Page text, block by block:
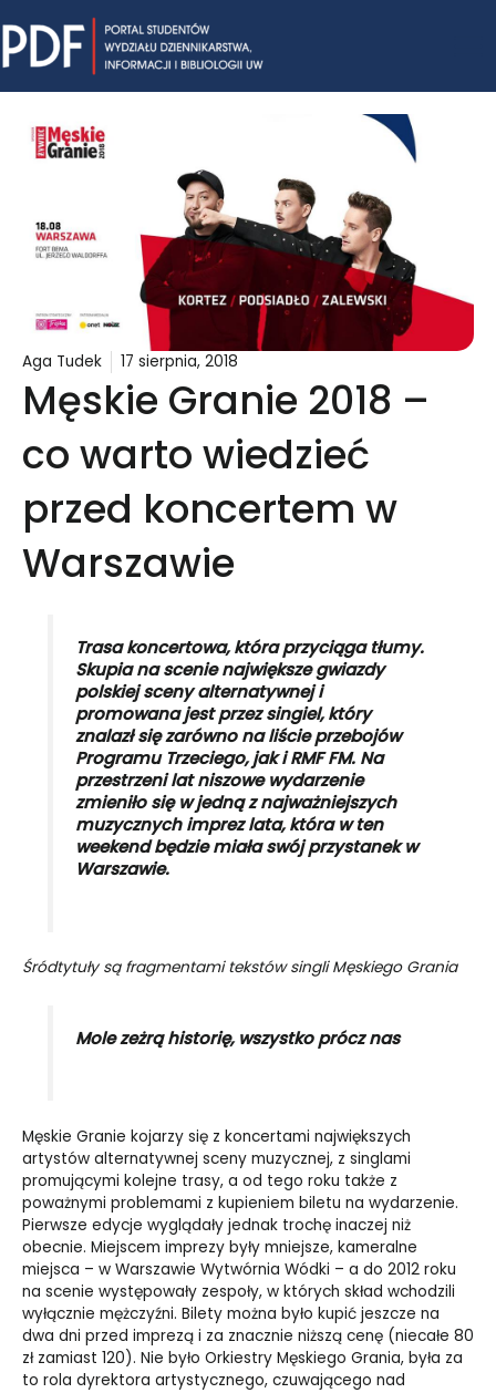
to
content
Aga Tudek 17 sierpnia, 2018
Męskie Granie 2018 –
co warto wiedzieć
przed koncertem w
Warszawie
Trasa koncertowa, która przyciąga tłumy.
Skupia na scenie największe gwiazdy
polskiej sceny alternatywnej i
promowana jest przez singiel, który
znalazł się zarówno na liście przebojów
Programu Trzeciego, jak i RMF FM. Na
przestrzeni lat niszowe wydarzenie
zmieniło się w jedną z najważniejszych
muzycznych imprez lata, która w ten
weekend będzie miała swój przystanek w
Warszawie.
Śródtytuły są fragmentami tekstów singli Męskiego Grania
Mole zeżrą historię, wszystko prócz nas
Męskie Granie kojarzy się z koncertami największych
artystów alternatywnej sceny muzycznej, z singlami
promującymi kolejne trasy, a od tego roku także z
poważnymi problemami z kupieniem biletu na wydarzenie.
Pierwsze edycje wyglądały jednak trochę inaczej niż
obecnie. Miejscem imprezy były mniejsze, kameralne
miejsca – w Warszawie Wytwórnia Wódki – a do 2012 roku
na scenie występowały zespoły, w których skład wchodzili
wyłącznie mężczyźni. Bilety można było kupić jeszcze na
dwa dni przed imprezą i za znacznie niższą cenę (niecałe 80
zł zamiast 120). Nie było Orkiestry Męskiego Grania, była za
to rola dyrektora artystycznego, czuwającego nad